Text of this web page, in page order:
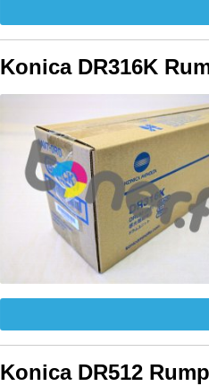
Konica DR316K
Konica DR512